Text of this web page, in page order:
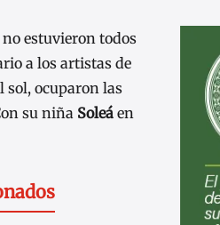
estuvieron todos
a los artistas de
sol, ocuparon las
su niña Soleá en